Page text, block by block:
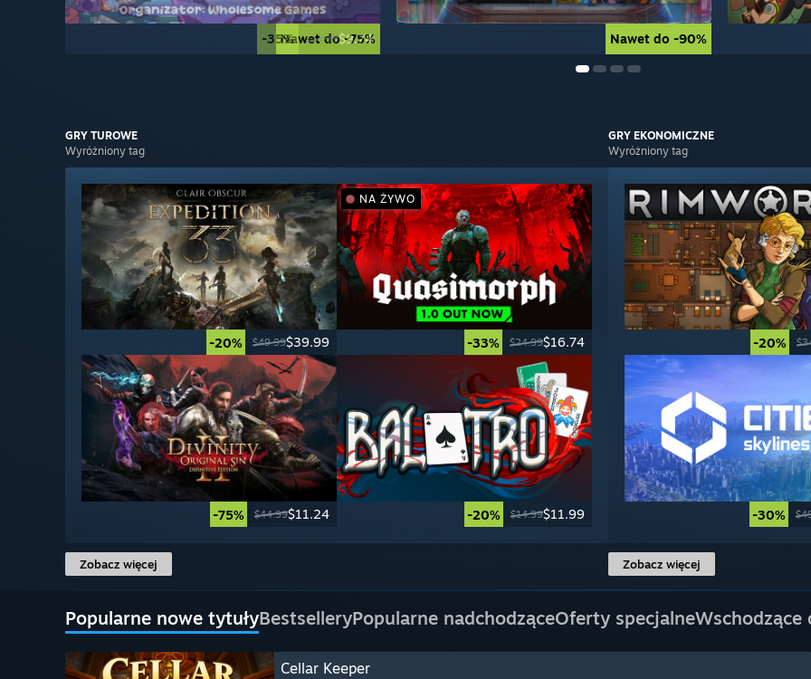
Nawet do -75% Nawet do -90%
-35% $14.99$9.74 Nawet do -90%
GRY TUROWE
Wyróżniony tag
-20% $49.99$39.99 -33% $24.99$16.74
NA ŻYWO
-75% $44.99$11.24 -20% $14.99$11.99
Zobacz więcej
GRY EKONOMICZNE
Wyróżniony tag
-20%
-30%
Zobacz więcej
Popularne nowe tytułyBestselleryPopularne nadchodząceOferty specjalneWschodzące
Cellar Keeper